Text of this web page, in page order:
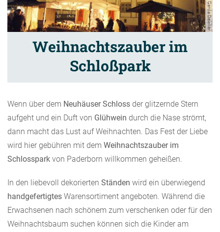
Gerda Deleker
Weihnachtszauber im
Schloßpark
Wenn über dem Neuhäuser Schloss der glitzernde Stern
aufgeht und ein Duft von Glühwein durch die Nase strömt,
dann macht das Lust auf Weihnachten. Das Fest der Liebe
wird hier gebühren mit dem Weihnachtszauber im
Schlosspark von Paderborn willkommen geheißen.
In den liebevoll dekorierten Ständen wird ein überwiegend
handgefertigtes Warensortiment angeboten. Während die
Erwachsenen nach schönem zum verschenken oder für den
Weihnachtsbaum suchen können sich die Kinder am